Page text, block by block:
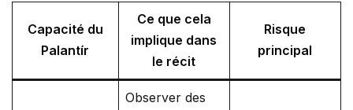
Capacité du
Palantír
Ce que cela
implique dans
le récit
Risque
principal
Observer des